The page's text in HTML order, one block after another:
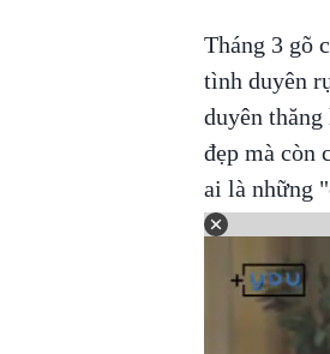
Tháng 3 gõ
tình duyên
duyên
đẹp mà còn
ai là những